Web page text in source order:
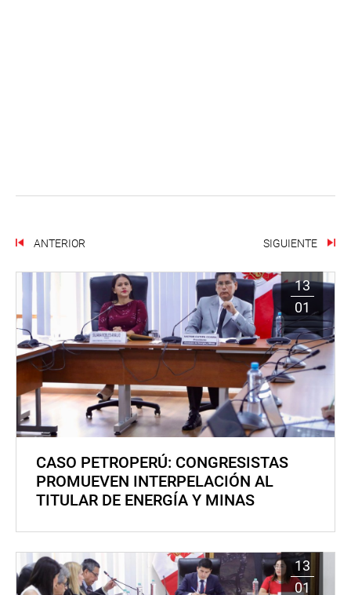
ANTERIOR SIGUIENTE
13
01
CASO PETROPERÚ: CONGRESISTAS
PROMUEVEN INTERPELACIÓN AL
TITULAR DE ENERGÍA Y MINAS
13
01